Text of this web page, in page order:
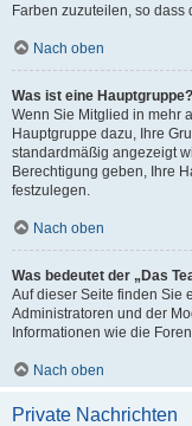
Farben zuzuteilen, so
Nach oben
Was ist eine Hauptgruppe?
Wenn Sie Mitglied in mehr
Hauptgruppe dazu, Ihre
standardmäßig angezeigt
Berechtigung geben, Ihre
festzulegen.
Nach oben
Was bedeutet der „Das
Auf dieser Seite finden Sie
Administratoren und der
Informationen wie die
Nach oben
Private Nachrichten